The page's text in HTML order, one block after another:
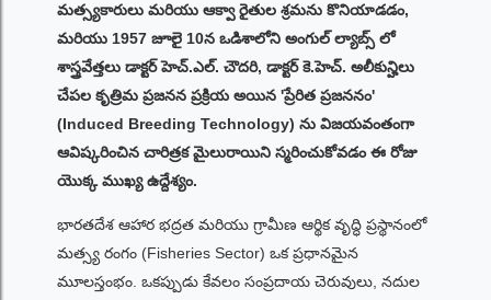
మత్స్యకారులు మరియు ఆక్వా రైతుల శ్రమను కొనియాడడం,
మరియు 1957 జూలై 10న ఒడిశాలోని అంగుల్ ల్యాబ్స్ లో
శాస్త్రవేత్తలు డాక్టర్ హెచ్.ఎల్. చౌదరి, డాక్టర్ కె.హెచ్. అలీకున్హిలు
చేపల కృత్రిమ ప్రజనన ప్రక్రియ అయిన 'ప్రేరిత ప్రజననం'
(Induced Breeding Technology) ను విజయవంతంగా
ఆవిష్కరించిన చారిత్రక మైలురాయిని స్మరించుకోవడం ఈ రోజు
యొక్క ముఖ్య ఉద్దేశ్యం.
భారతదేశ ఆహార భద్రత మరియు గ్రామీణ ఆర్థిక వృద్ధి ప్రస్థానంలో
మత్స్య రంగం (Fisheries Sector) ఒక ప్రధానమైన
మూలస్తంభం. ఒకప్పుడు కేవలం సంప్రదాయ చెరువులు, నదుల